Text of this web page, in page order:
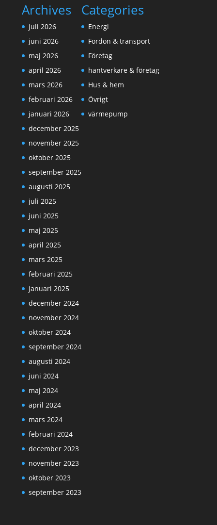
Archives
juli 2026
juni 2026
maj 2026
april 2026
mars 2026
februari 2026
januari 2026
december 2025
november 2025
oktober 2025
september 2025
augusti 2025
juli 2025
juni 2025
maj 2025
april 2025
mars 2025
februari 2025
januari 2025
december 2024
november 2024
oktober 2024
september 2024
augusti 2024
juni 2024
maj 2024
april 2024
mars 2024
februari 2024
december 2023
november 2023
oktober 2023
september 2023
Categories
Energi
Fordon & transport
Företag
hantverkare & företag
Hus & hem
Övrigt
värmepump